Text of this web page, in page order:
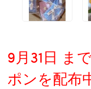
9月31日 ま
ポンを配布